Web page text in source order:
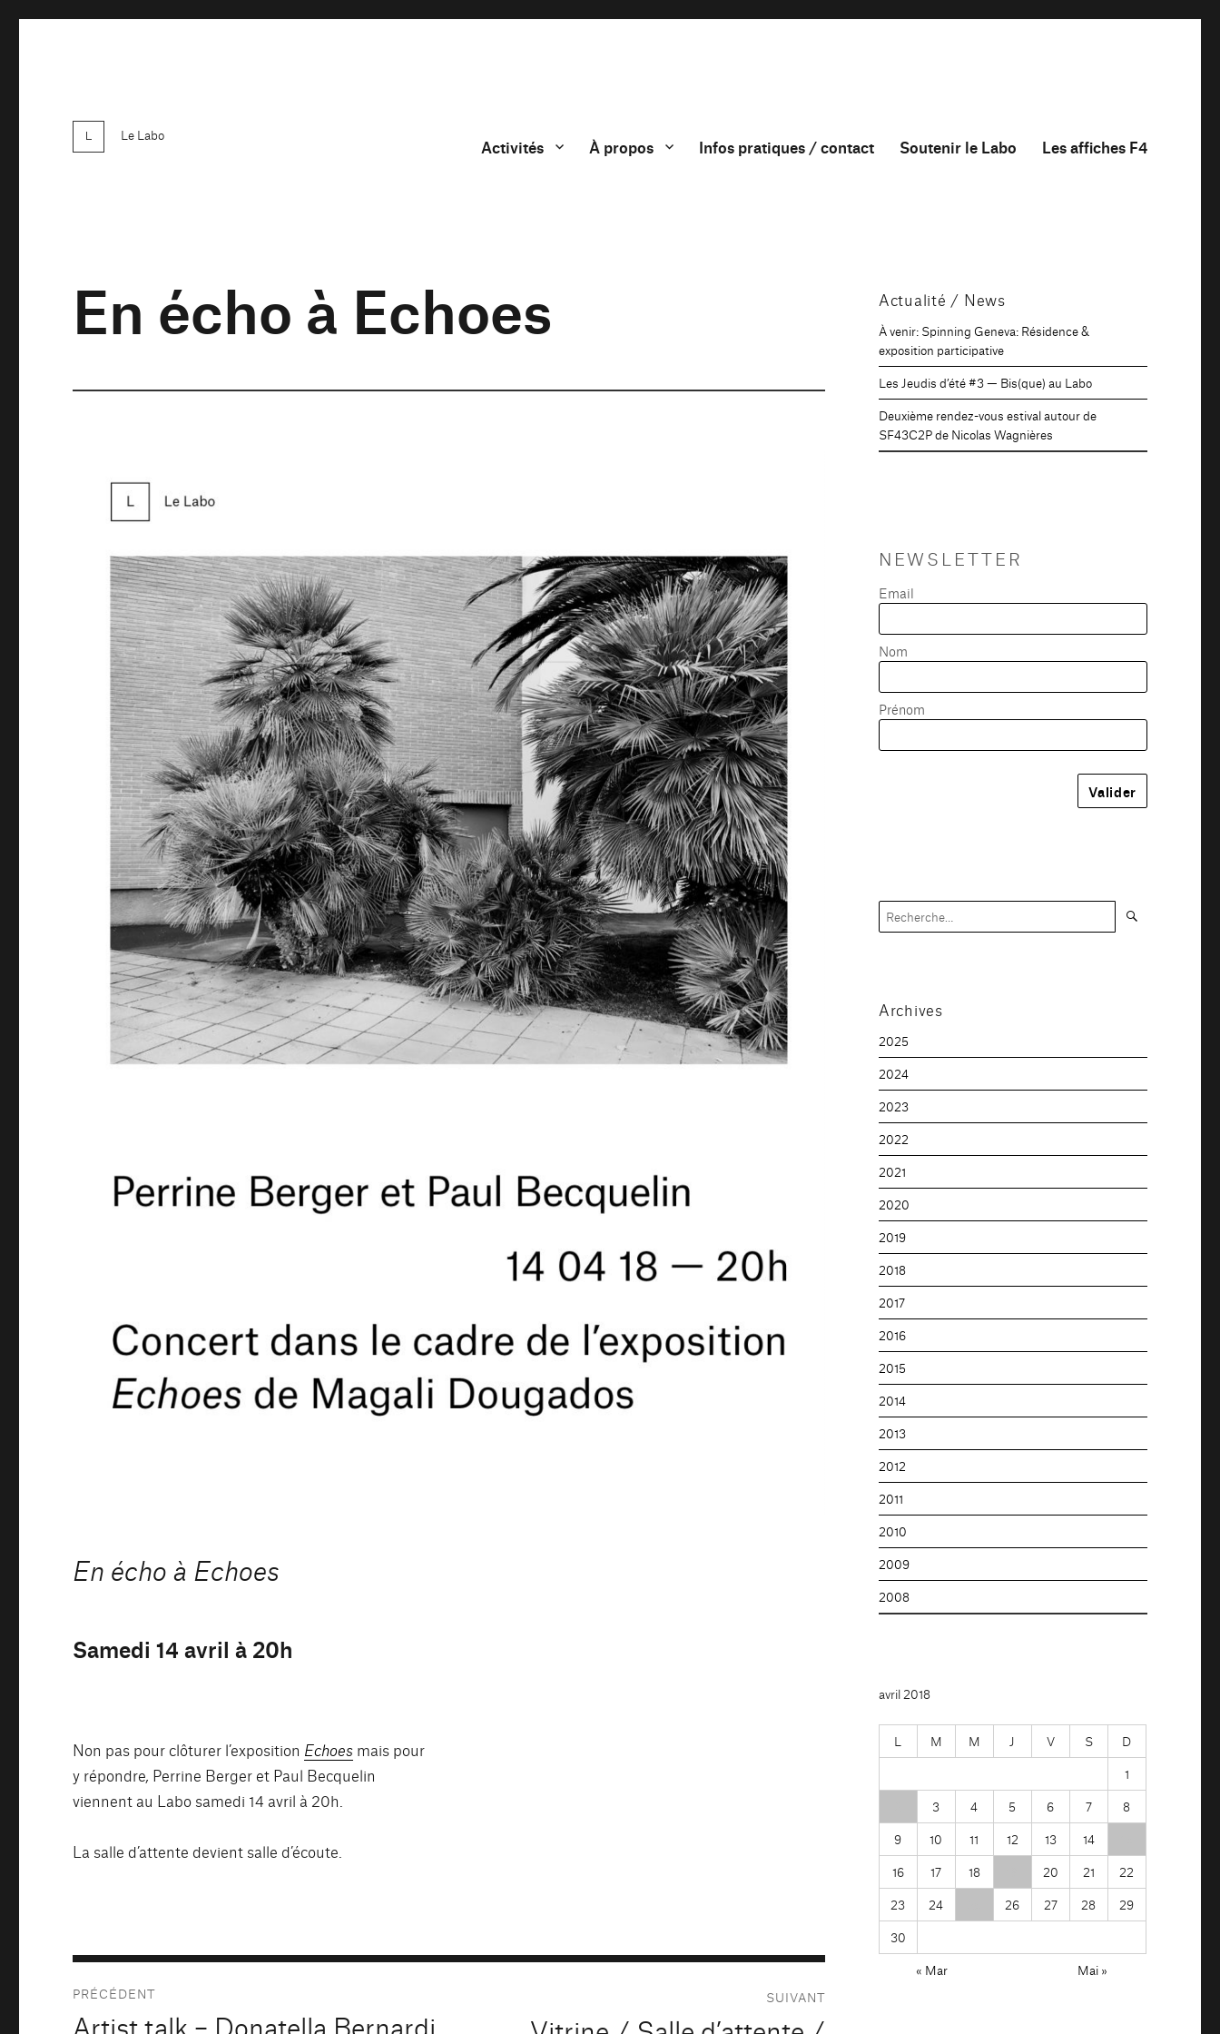
Le Labo
Activités À propos Infos pratiques / contact Soutenir le Labo Les affiches F4
En écho à Echoes
En écho à Echoes
Samedi 14 avril à 20h
Non pas pour clôturer l’exposition Echoes mais pour
y répondre, Perrine Berger et Paul Becquelin
viennent au Labo samedi 14 avril à 20h.
La salle d’attente devient salle d’écoute.
de
PRÉCÉDENT
Publication
Artist talk – Donatella Bernardi
SUIVANT
Actualité / News
À venir: Spinning Geneva: Résidence &
exposition participative
Les Jeudis d’été #3 — Bis(que) au Labo
Deuxième rendez-vous estival autour de
SF43C2P de Nicolas Wagnières
NEWSLETTER
Email
Nom
Prénom
Recherche
pour :
Archives
2025
2024
2023
2022
2021
2020
2019
2018
2017
2016
2015
2014
2013
2012
2011
2010
2009
2008
avril 2018
L M M J V S
D
1
3 4 5 6 7
8
9
10 11 12 13 14
16
17 18 20 21
22
23
24 26 27 28
29
30
« Mar
Mai »